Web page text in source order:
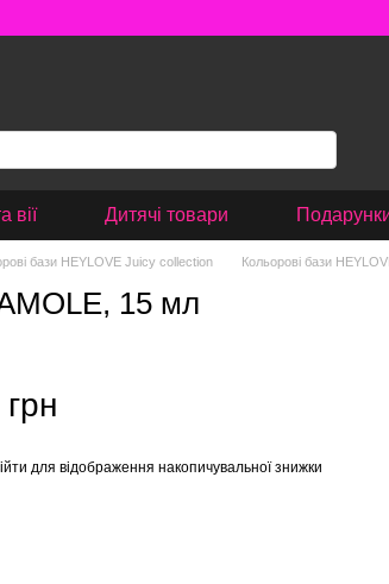
вії Дитячі товари
бази HEYLOVE Juicy collection Кольорові бази
15 мл
для відображення накопичувальної знижки